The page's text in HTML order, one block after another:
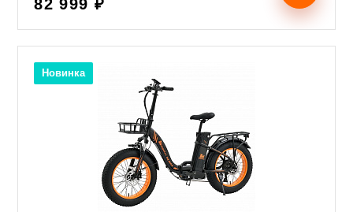
82 999 ₽
Новинка